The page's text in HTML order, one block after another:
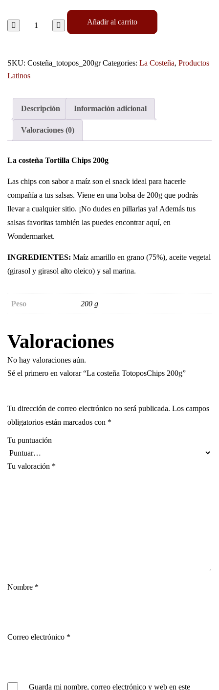
Añadir al carrito
SKU: Costeña_totopos_200gr Categories: La Costeña, Productos
Latinos
Descripción Información adicional
Valoraciones (0)
La costeña Tortilla Chips 200g
Las chips con sabor a maíz son el snack ideal para hacerle
compañía a tus salsas. Viene en una bolsa de 200g que podrás
llevar a cualquier sitio. ¡No dudes en pillarlas ya! Además tus
salsas favoritas también las puedes encontrar aquí, en
Wondermarket.
INGREDIENTES: Maíz amarillo en grano (75%), aceite vegetal
(girasol y girasol alto oleico) y sal marina.
Peso 200 g
Valoraciones
No hay valoraciones aún.
Sé el primero en valorar “La costeña TotoposChips 200g”
Tu dirección de correo electrónico no será publicada. Los campos
obligatorios están marcados con *
Tu puntuación
Tu valoración *
Nombre *
Correo electrónico *
Guarda mi nombre, correo electrónico y web en este